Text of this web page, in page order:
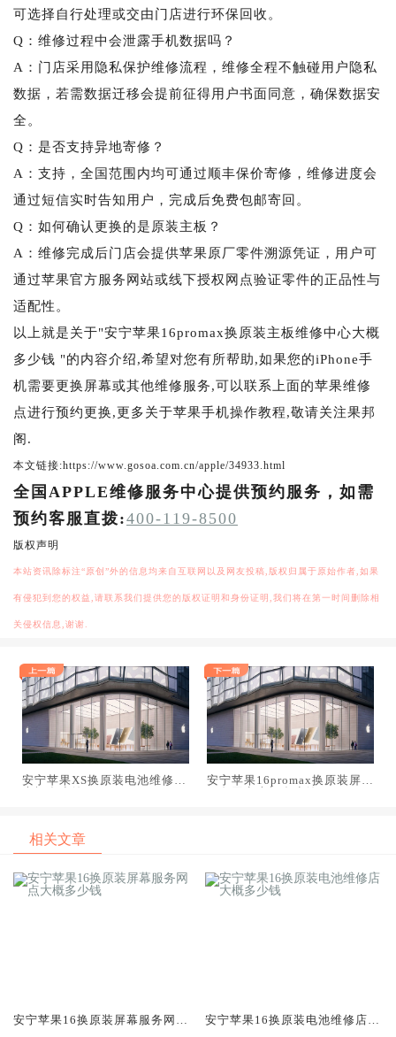
可选择自行处理或交由门店进行环保回收。
Q：维修过程中会泄露手机数据吗？
A：门店采用隐私保护维修流程，维修全程不触碰用户隐私
数据，若需数据迁移会提前征得用户书面同意，确保数据安
全。
Q：是否支持异地寄修？
A：支持，全国范围内均可通过顺丰保价寄修，维修进度会
通过短信实时告知用户，完成后免费包邮寄回。
Q：如何确认更换的是原装主板？
A：维修完成后门店会提供苹果原厂零件溯源凭证，用户可
通过苹果官方服务网站或线下授权网点验证零件的正品性与
适配性。
以上就是关于"安宁苹果16promax换原装主板维修中心大概
多少钱 "的内容介绍,希望对您有所帮助,如果您的iPhone手
机需要更换屏幕或其他维修服务,可以联系上面的苹果维修
点进行预约更换,更多关于苹果手机操作教程,敬请关注果邦
阁.
本文链接:https://www.gosoa.com.cn/apple/34933.html
全国APPLE维修服务中心提供预约服务，如需
预约客服直拨:400-119-8500
版权声明
本站资讯除标注“原创”外的信息均来自互联网以及网友投稿,版权归属于原始作者,如果
有侵犯到您的权益,请联系我们提供您的版权证明和身份证明,我们将在第一时间删除相
关侵权信息,谢谢.
安宁苹果XS换原装电池维修店
安宁苹果16promax换原装屏幕
相关文章
安宁苹果16换原装屏幕服务网点
安宁苹果16换原装电池维修店大